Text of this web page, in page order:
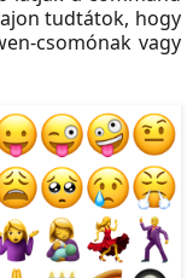
tudtátok, hogy
csomónak vagy